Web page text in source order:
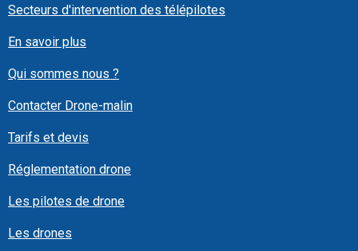
Secteurs d'intervention des télépilotes
En savoir plus
Qui sommes nous ?
Contacter Drone-malin
Tarifs et devis
Réglementation drone
Les pilotes de drone
Les drones